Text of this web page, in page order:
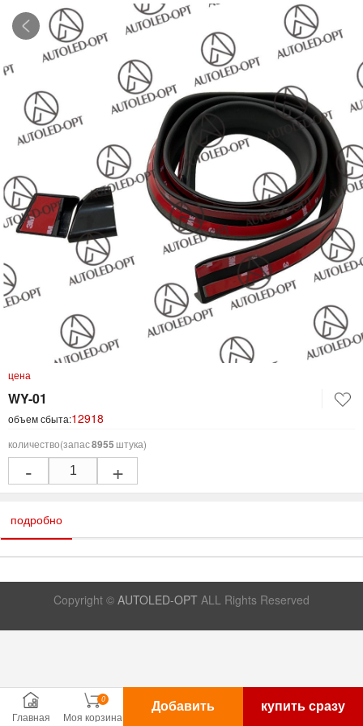
цена
WY-01
объем сбыта:12918
количество(запас8955 штука)
- +
подробно
Главная
0
Моя корзина
Добавить купить сразу
Copyright © AUTOLED-OPT ALL Rights Reserved